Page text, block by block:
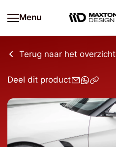
Menu
Terug naar het overzicht
Deel dit product